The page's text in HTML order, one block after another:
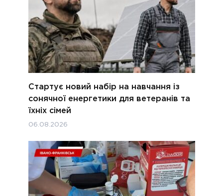
Стартує новий набір на навчання із
сонячної енергетики для ветеранів та
їхніх сімей
06.08.2026